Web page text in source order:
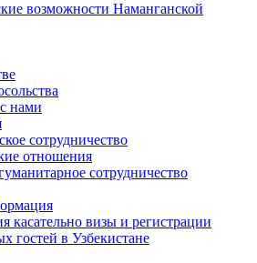
возможности Наманганской
нами
сотрудничество
отношения
сотрудничество
касательно визы и регистрации
гостей в Узбекистане